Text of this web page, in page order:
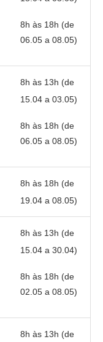
8h às 18h (de
06.05 a 08.05)
8h às 13h (de
15.04 a 03.05)
8h às 18h (de
06.05 a 08.05)
8h às 18h (de
19.04 a 08.05)
8h às 13h (de
15.04 a 30.04)
8h às 18h (de
02.05 a 08.05)
8h às 13h (de